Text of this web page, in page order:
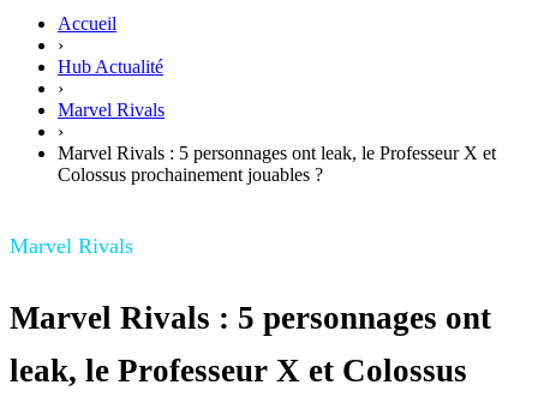
Accueil
›
Hub Actualité
›
Marvel Rivals
›
Marvel Rivals : 5 personnages ont leak, le Professeur X et
Colossus prochainement jouables ?
Marvel Rivals
Marvel Rivals : 5 personnages ont
leak, le Professeur X et Colossus